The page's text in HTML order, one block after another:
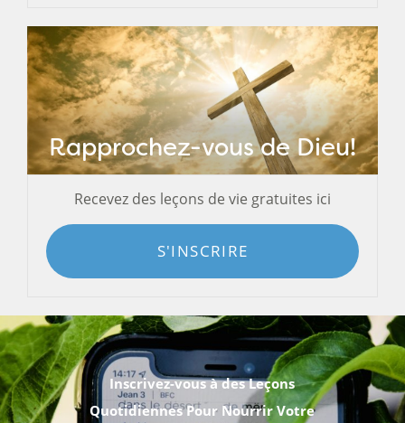
Rapprochez-vous de Dieu!
Recevez des leçons de vie gratuites ici
S'INSCRIRE
Inscrivez-vous à des Leçons
Quotidiennes Pour Nourrir Votre